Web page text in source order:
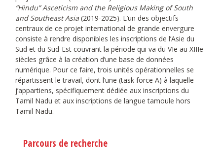
“Hindu” Asceticism and the Religious Making of South
and Southeast Asia (2019-2025). L’un des objectifs
centraux de ce projet international de grande envergure
consiste à rendre disponibles les inscriptions de l’Asie du
Sud et du Sud-Est couvrant la période qui va du VIe au XIIIe
siècles grâce à la création d’une base de données
numérique. Pour ce faire, trois unités opérationnelles se
répartissent le travail, dont l’une (task force A) à laquelle
j’appartiens, spécifiquement dédiée aux inscriptions du
Tamil Nadu et aux inscriptions de langue tamoule hors
Tamil Nadu.
Parcours de recherche